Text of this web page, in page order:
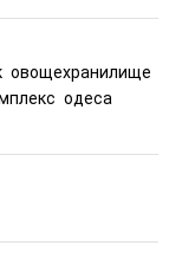
овощехранилище
одеса